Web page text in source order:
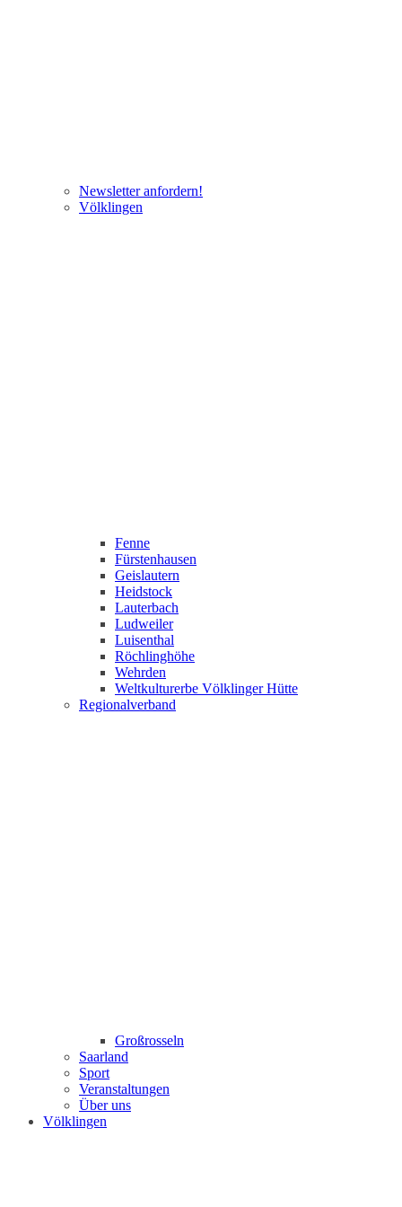
Newsletter anfordern!
Völklingen
Fenne
Fürstenhausen
Geislautern
Heidstock
Lauterbach
Ludweiler
Luisenthal
Röchlinghöhe
Wehrden
Weltkulturerbe Völklinger Hütte
Regionalverband
Großrosseln
Saarland
Sport
Veranstaltungen
Über uns
Völklingen